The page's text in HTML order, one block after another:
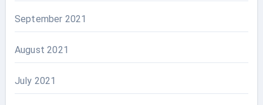
September 2021
August 2021
July 2021